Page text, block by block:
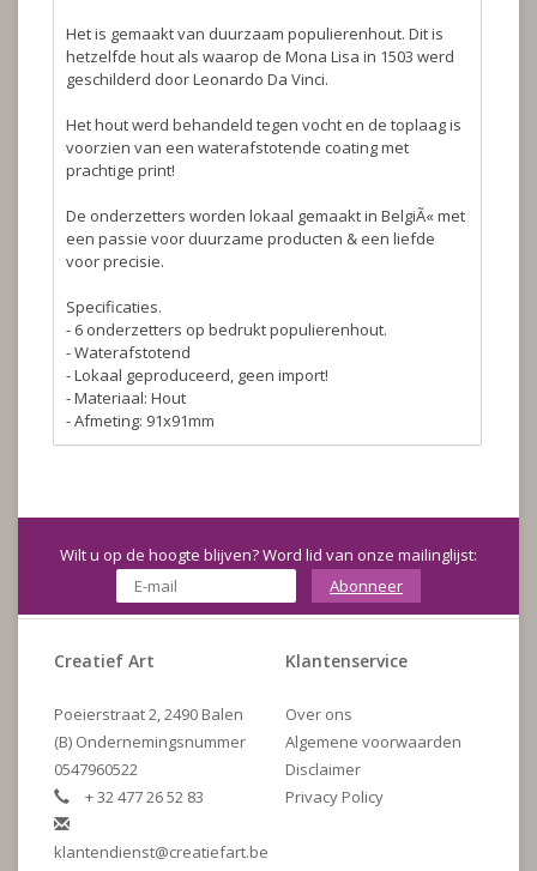
Het is gemaakt van duurzaam populierenhout. Dit is
hetzelfde hout als waarop de Mona Lisa in 1503 werd
geschilderd door Leonardo Da Vinci.
Het hout werd behandeld tegen vocht en de toplaag is
voorzien van een waterafstotende coating met
prachtige print!
De onderzetters worden lokaal gemaakt in BelgiÃ« met
een passie voor duurzame producten & een liefde
voor precisie.
Specificaties.
- 6 onderzetters op bedrukt populierenhout.
- Waterafstotend
- Lokaal geproduceerd, geen import!
- Materiaal: Hout
- Afmeting: 91x91mm
Wilt u op de hoogte blijven? Word lid van onze mailinglijst:
Abonneer
Creatief Art
Poeierstraat 2, 2490 Balen
(B) Ondernemingsnummer
0547960522
+ 32 477 26 52 83
klantendienst@creatiefart.be
Klantenservice
Over ons
Algemene voorwaarden
Disclaimer
Privacy Policy